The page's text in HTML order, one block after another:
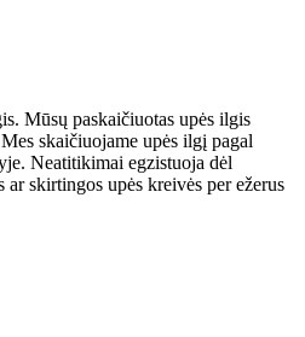
Mūsų paskaičiuotas upės ilgis
skaičiuojame upės ilgį pagal
Neatitikimai egzistuoja dėl
skirtingos upės kreivės per ežerus